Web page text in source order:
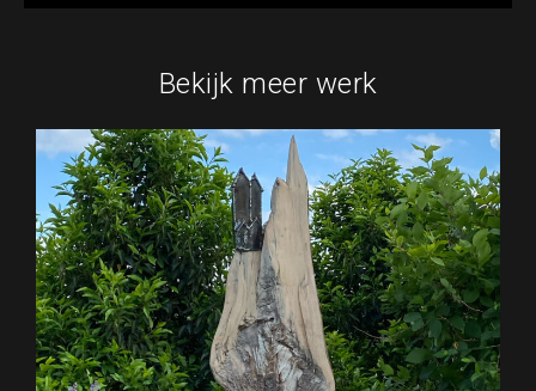
Bekijk meer werk